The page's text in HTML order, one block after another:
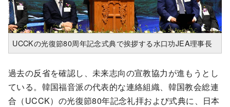
UCCKの光復節80周年記念式典で挨拶する水口功JEA理事長
過去の反省を確認し、未来志向の宣教協力が進もうとし
ている。韓国福音派の代表的な連絡組織、韓国教会総連
合（UCCK）の光復節80年記念礼拝および式典に、日本